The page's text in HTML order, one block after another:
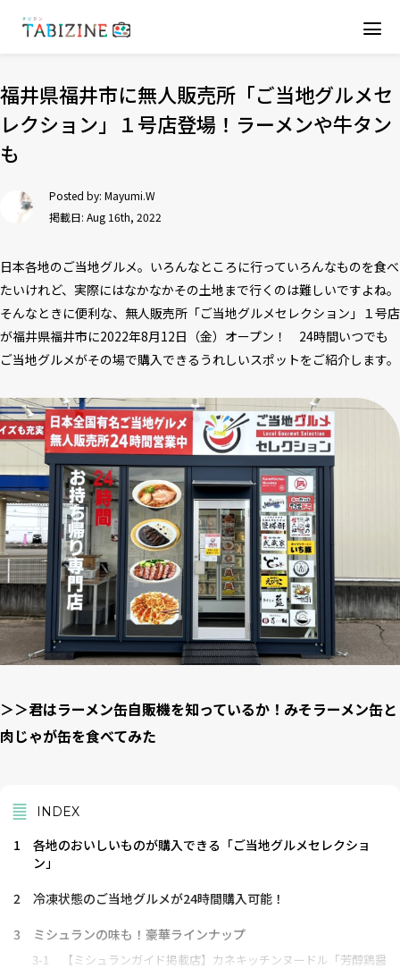
福井県福井市に無人販売所「ご当地グルメセ
レクション」１号店登場！ラーメンや牛タン
も
Posted by: Mayumi.W
掲載日: Aug 16th, 2022
日本各地のご当地グルメ。いろんなところに行っていろんなものを食べ
たいけれど、実際にはなかなかその土地まで行くのは難しいですよね。
そんなときに便利な、無人販売所「ご当地グルメセレクション」１号店
が福井県福井市に2022年8月12日（金）オープン！ 24時間いつでも
ご当地グルメがその場で購入できるうれしいスポットをご紹介します。
＞＞君はラーメン缶自販機を知っているか！みそラーメン缶と
肉じゃが缶を食べてみた
INDEX
1
各地のおいしいものが購入できる「ご当地グルメセレクショ
ン」
2
冷凍状態のご当地グルメが24時間購入可能！
3
ミシュランの味も！豪華ラインナップ
3-1
【ミシュランガイド掲載店】カネキッチンヌードル「芳醇鶏醤